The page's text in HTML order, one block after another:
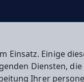
Einige
Diensten, die
Ihrer